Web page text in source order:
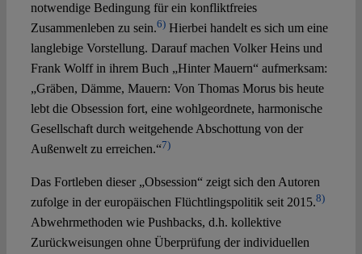
notwendige Bedingung für ein konfliktfreies
Zusammenleben zu sein.6)Hierbei handelt es sich um eine
langlebige Vorstellung. Darauf machen Volker Heins und
Frank Wolff in ihrem Buch „Hinter Mauern“ aufmerksam:
„Gräben, Dämme, Mauern: Von Thomas Morus bis heute
lebt die Obsession fort, eine wohlgeordnete, harmonische
Gesellschaft durch weitgehende Abschottung von der
Außenwelt zu erreichen.“7)
Das Fortleben dieser „Obsession“ zeigt sich den Autoren
zufolge in der europäischen Flüchtlingspolitik seit 2015.8)
Abwehrmethoden wie Pushbacks, d.h. kollektive
Zurückweisungen ohne Überprüfung der individuellen